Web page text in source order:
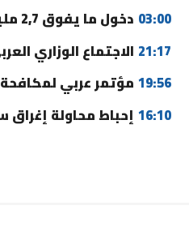
03:00 دخول ما يفوق 2,7 مليون من الجالية
21:17 الاجتماع الوزاري
19:56 مؤتمر عربي لمكافحة
16:10 إحباط محاولة